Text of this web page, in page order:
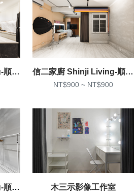
信二家廚 Shinji Living-順順店(實景攝影棚、大空間場地出租) 信二家廚 Shinji Living-順順店(實景攝影棚、大空間場地出租)
NT$900 ~ NT$900
信二家廚 Shinji Living-順順店(實景攝影棚、大空間場地出租) 木三示影像工作室